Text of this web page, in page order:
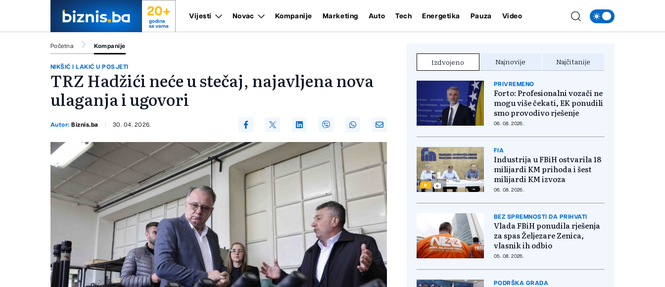
20+
godina
sa vama
Vijesti Novac Kompanije Marketing Auto Tech Energetika Pauza Video
Početna Kompanije
NIKŠIĆ I LAKIĆ U POSJETI
TRZ Hadžići neće u stečaj, najavljena nova
ulaganja i ugovori
Autor:Biznis.ba 30. 04. 2026.
Izdvojeno Najnovije Najčitanije
PRIVREMENO
Forto: Profesionalni vozači ne
mogu više čekati, EK ponudili
smo provodivo rješenje
06. 08. 2026.
FIA
Industrija u FBiH ostvarila 18
milijardi KM prihoda i šest
milijardi KM izvoza
06. 08. 2026.
BEZ SPREMNOSTI DA PRIHVATI
Vlada FBiH ponudila rješenja
za spas Željezare Zenica,
vlasnik ih odbio
05. 08. 2026.
PODRŠKA GRADA